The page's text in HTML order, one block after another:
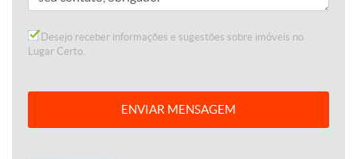
Desejo receber informações e sugestões sobre imóveis no
Lugar Certo.
ENVIAR MENSAGEM